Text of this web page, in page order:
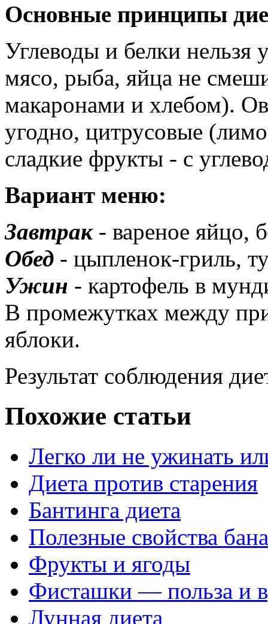
Основные принципы
Углеводы и белки нельзя
мясо, рыба, яйца не
макаронами и хлебом).
угодно, цитрусовые
сладкие фрукты - с
Вариант меню:
Завтрак- вареное яйцо,
Обед - цыпленок-гриль,
Ужин - картофель в
В промежутках между
яблоки.
Результат соблюдения
Похожие статьи
Легко ли не ужинать
Диета против старения
Бантинга диета
Полезные свойства
Фрукты и ягоды
Фисташки — польза и
Лунная диета